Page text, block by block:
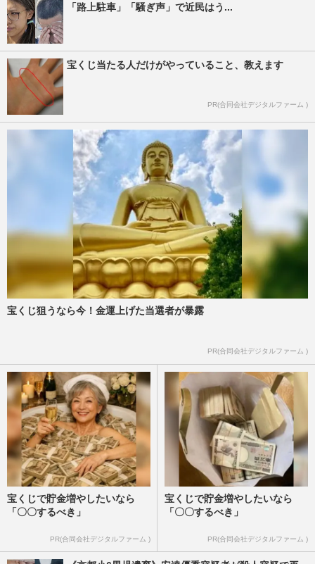
「路上駐車」「騒ぎ声」で近民はう...
宝くじ当たる人だけがやっていること、教えます
PR(合同会社デジタルファーム )
宝くじ狙うなら今！金運上げた当選者が暴露
PR(合同会社デジタルファーム )
宝くじで貯金増やしたいなら
「〇〇するべき」
PR(合同会社デジタルファーム )
宝くじで貯金増やしたいなら
「〇〇するべき」
PR(合同会社デジタルファーム )